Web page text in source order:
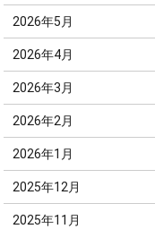
2026年5月
2026年4月
2026年3月
2026年2月
2026年1月
2025年12月
2025年11月